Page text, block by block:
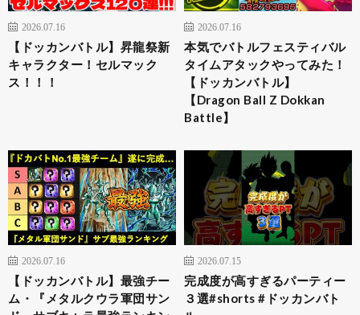
2026.07.16
【ドッカンバトル】昇龍祭新
キャラクター！セルマック
ス！！！
2026.07.16
本気でバトルフェスティバル
タイムアタックやってみた！
【ドッカンバトル】
【Dragon Ball Z Dokkan
Battle】
2026.07.16
【ドッカンバトル】最強チー
ム・『メタルクウラ軍団サン
2026.07.15
完成度が高すぎるパーティー
３選#shorts #ドッカンバト